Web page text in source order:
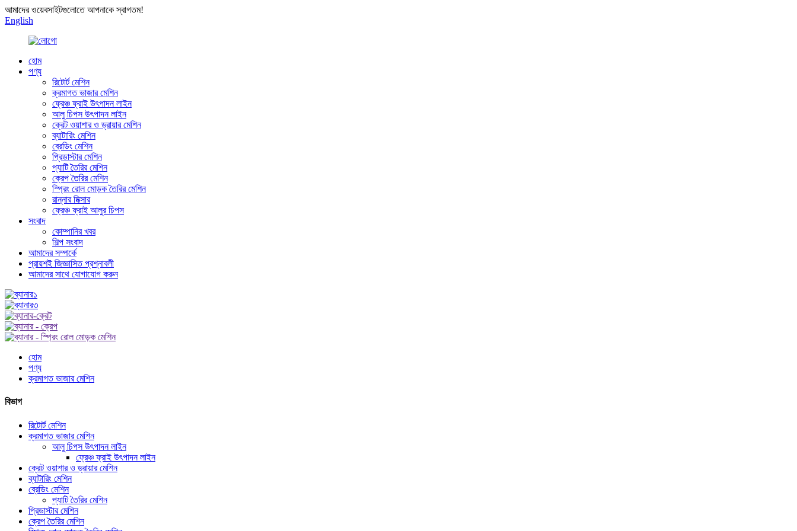
আমাদের ওয়েবসাইটগুলোতে আপনাকে স্বাগতম!
English
হোম
পণ্য
রিটোর্ট মেশিন
ক্রমাগত ভাজার মেশিন
ফ্রেঞ্চ ফ্রাই উৎপাদন লাইন
আলু চিপস উৎপাদন লাইন
ক্রেট ওয়াশার ও ড্রায়ার মেশিন
ব্যাটারিং মেশিন
ব্রেডিং মেশিন
প্রিডাস্টার মেশিন
প্যাটি তৈরির মেশিন
ক্রেপ তৈরির মেশিন
স্প্রিং রোল মোড়ক তৈরির মেশিন
রান্নার মিক্সার
ফ্রেঞ্চ ফ্রাই আলুর চিপস
সংবাদ
কোম্পানির খবর
শিল্প সংবাদ
আমাদের সম্পর্কে
প্রায়শই জিজ্ঞাসিত প্রশ্নাবলী
আমাদের সাথে যোগাযোগ করুন
হোম
পণ্য
ক্রমাগত ভাজার মেশিন
বিভাগ
রিটোর্ট মেশিন
ক্রমাগত ভাজার মেশিন
আলু চিপস উৎপাদন লাইন
ফ্রেঞ্চ ফ্রাই উৎপাদন লাইন
ক্রেট ওয়াশার ও ড্রায়ার মেশিন
ব্যাটারিং মেশিন
ব্রেডিং মেশিন
প্যাটি তৈরির মেশিন
প্রিডাস্টার মেশিন
ক্রেপ তৈরির মেশিন